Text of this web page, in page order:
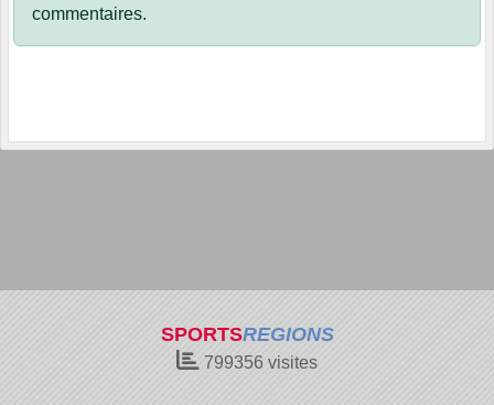
commentaires.
SPORTSREGIONS
799356 visites